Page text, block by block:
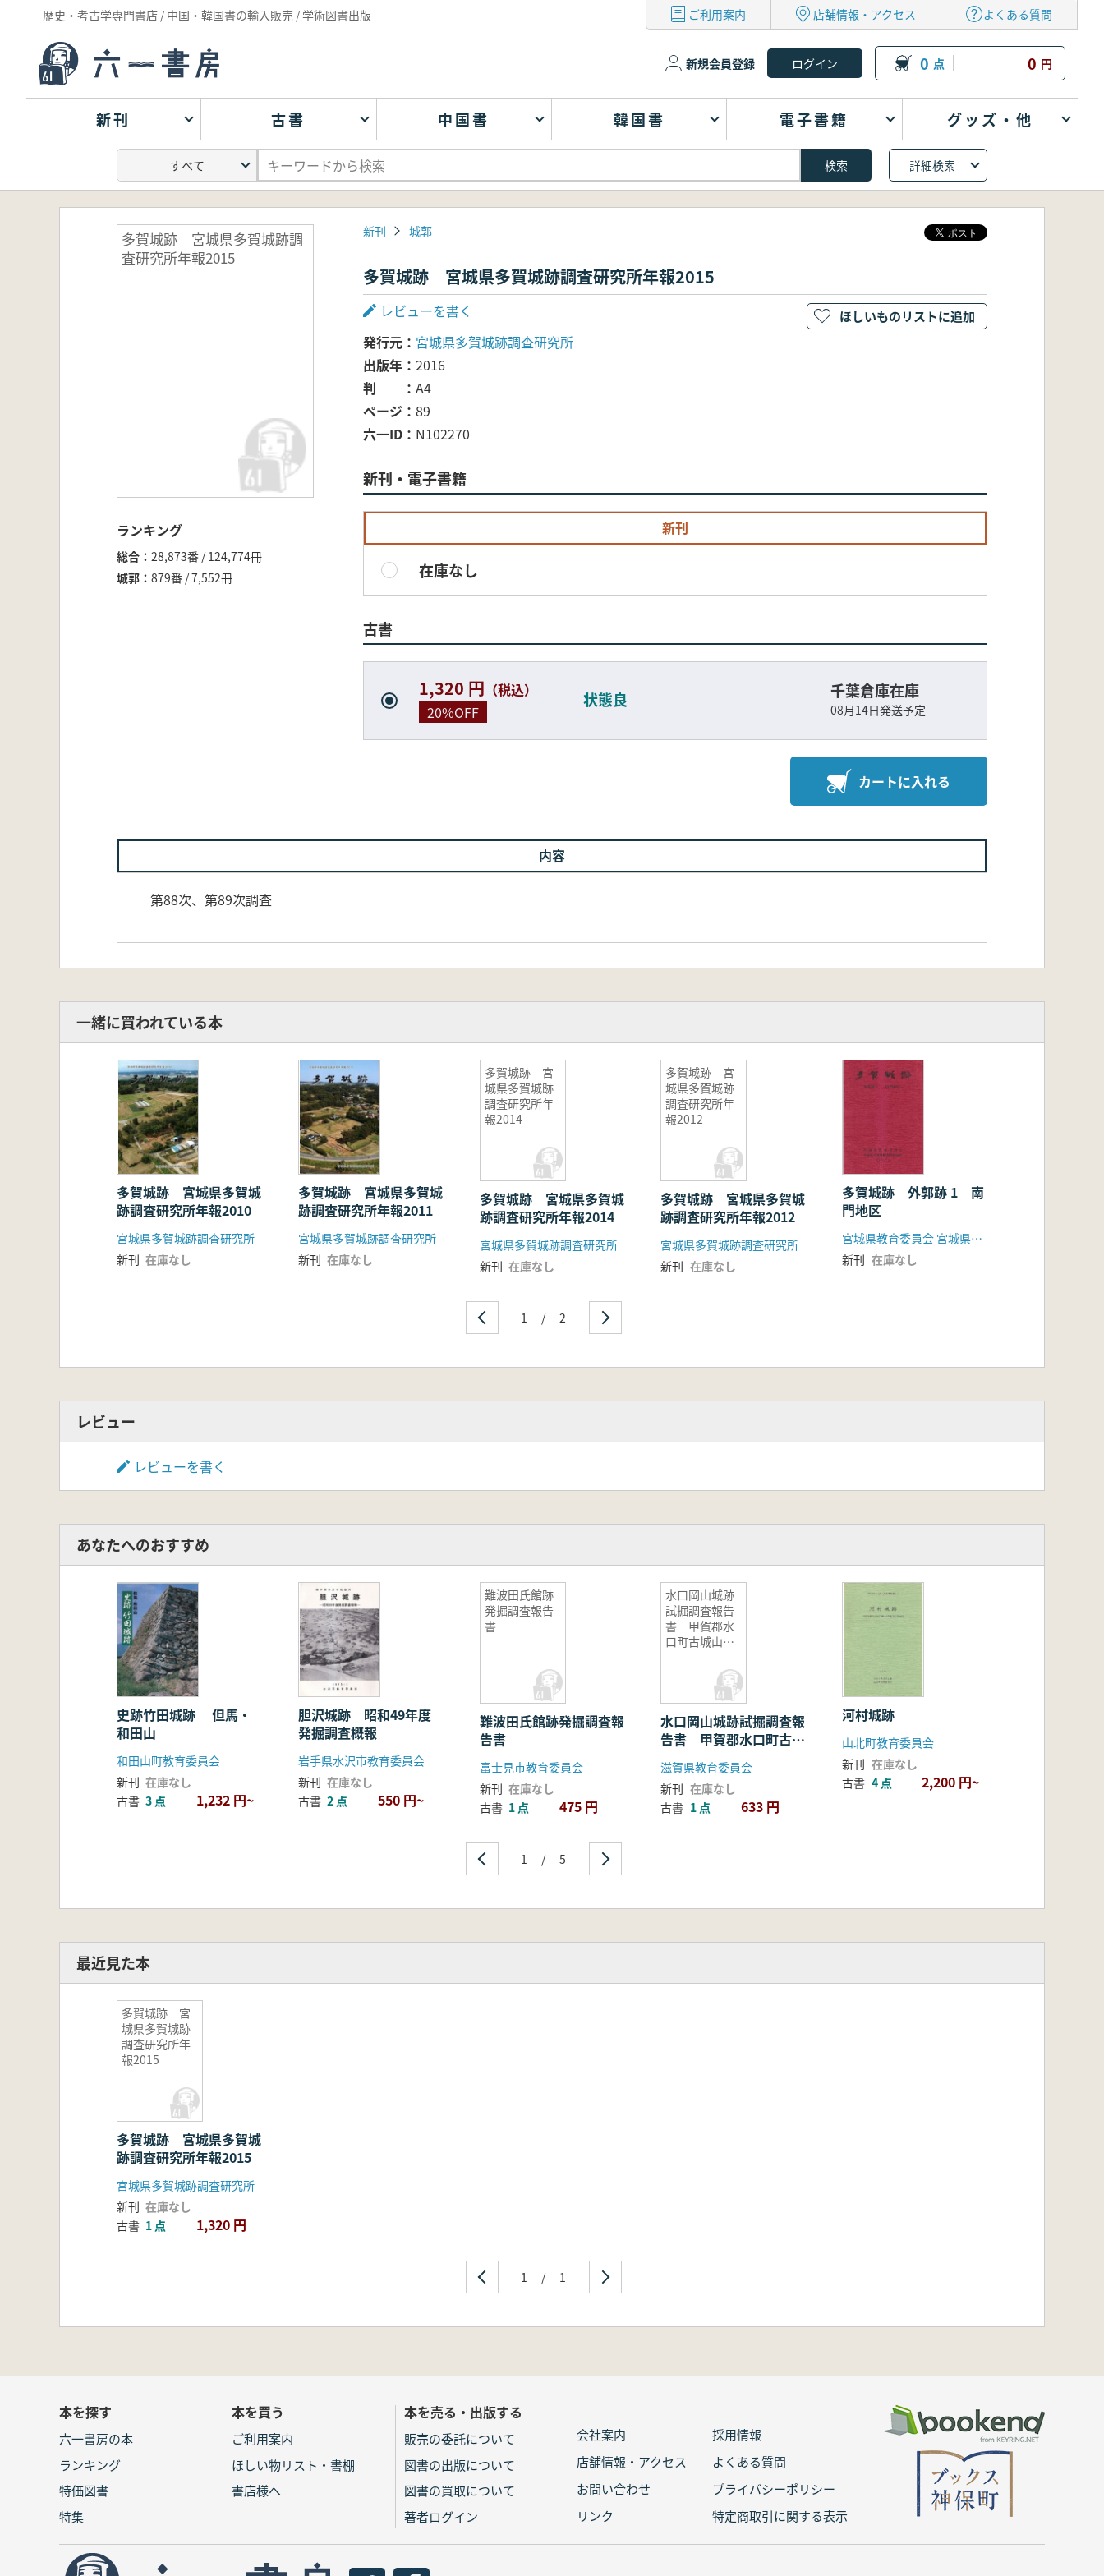
歴史・考古学専門書店 / 中国・韓国書の輸入販売 / 学術図書出版 ご利用案内 店舗情報・アクセス よくある質問
新規会員登録 0 点 0 円
新刊 古書 中国書 韓国書 電子書籍 グッズ・他
詳細検索
多賀城跡 宮城県多賀城跡調
査研究所年報2015
ランキング
総合
28,873番 / 124,774冊
城郭
879番 / 7,552冊
新刊 城郭
多賀城跡 宮城県多賀城跡調査研究所年報2015
レビューを書く
発行元
宮城県多賀城跡調査研究所
出版年
2016
判
A4
ページ
89
六一ID
N102270
新刊・電子書籍
新刊
在庫なし
古書
1,320 円 （税込）
20%OFF
状態良 千葉倉庫在庫
08月14日発送予定
カートに入れる
ほしいものリストに追加
内容
第88次、第89次調査
一緒に買われている本
多賀城跡 宮城県多賀城
跡調査研究所年報2010
宮城県多賀城跡調査研究所
新刊 在庫なし
多賀城跡 宮城県多賀城
跡調査研究所年報2011
宮城県多賀城跡調査研究所
新刊 在庫なし
多賀城跡 宮
城県多賀城跡
調査研究所年
報2014
多賀城跡 宮城県多賀城
跡調査研究所年報2014
宮城県多賀城跡調査研究所
新刊 在庫なし
多賀城跡 宮
城県多賀城跡
調査研究所年
報2012
多賀城跡 宮城県多賀城
跡調査研究所年報2012
宮城県多賀城跡調査研究所
新刊 在庫なし
多賀城跡 外郭跡 1 南
門地区
宮城県教育委員会 宮城県多賀城跡調査研究所
新刊 在庫なし
1 / 2
レビュー
レビューを書く
あなたへのおすすめ
史跡竹田城跡 但馬・
和田山
和田山町教育委員会
新刊 在庫なし
古書 3 点 1,232 円~
胆沢城跡 昭和49年度
発掘調査概報
岩手県水沢市教育委員会
新刊 在庫なし
古書 2 点 550 円~
難波田氏館跡
発掘調査報告
書
難波田氏館跡発掘調査報
告書
富士見市教育委員会
新刊 在庫なし
古書 1 点 475 円
水口岡山城跡
試掘調査報告
書 甲賀郡水
口町古城山所
水口岡山城跡試掘調査報
告書 甲賀郡水口町古城
山所在
滋賀県教育委員会
新刊 在庫なし
古書 1 点 633 円
河村城跡
山北町教育委員会
新刊 在庫なし
古書 4 点 2,200 円~
1 / 5
最近見た本
多賀城跡 宮
城県多賀城跡
調査研究所年
報2015
多賀城跡 宮城県多賀城
跡調査研究所年報2015
宮城県多賀城跡調査研究所
新刊 在庫なし
古書 1 点 1,320 円
1 / 1
本を探す
六一書房の本
ランキング
特価図書
特集
本を買う
ご利用案内
ほしい物リスト・書棚
書店様へ
本を売る・出版する
販売の委託について
図書の出版について
図書の買取について
著者ログイン
会社案内
採用情報
店舗情報・アクセス
よくある質問
お問い合わせ
プライバシーポリシー
リンク
特定商取引に関する表示